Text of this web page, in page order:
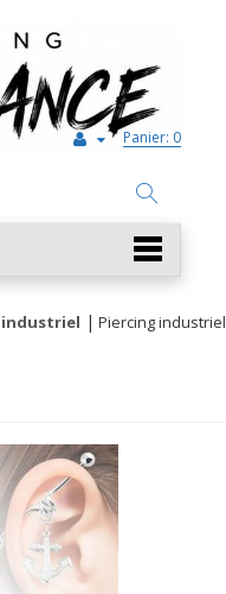
Panier: 0
industriel
Piercing industriel